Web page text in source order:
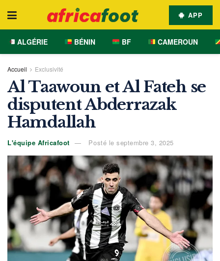
APP
ALGÉRIE BÉNIN BF CAMEROUN
Accueil Exclusivité
Al Taawoun et Al Fateh se
disputent Abderrazak
Hamdallah
L'équipe Africafoot Posté le septembre 3, 2025